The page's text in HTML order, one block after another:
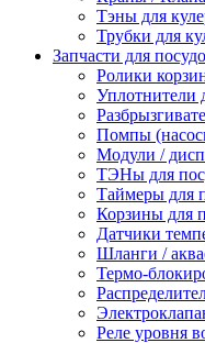
Тэны для
Трубки для
Запчасти для
Ролики
Уплотнители
Помпы
Модули /
ТЭНы для
Таймеры для
Корзины для
Датчики
Шланги /
Термо-
Реле уровня